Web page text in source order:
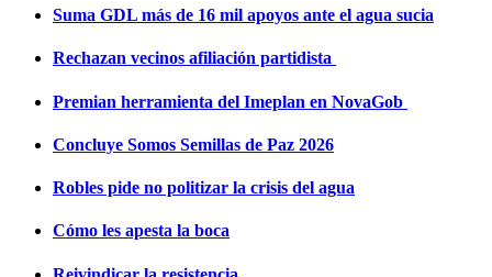
Suma GDL más de 16 mil apoyos ante el agua sucia
Rechazan vecinos afiliación partidista
Premian herramienta del Imeplan en NovaGob
Concluye Somos Semillas de Paz 2026
Robles pide no politizar la crisis del agua
Cómo les apesta la boca